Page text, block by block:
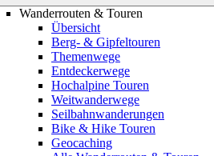
Wanderrouten & Touren
Übersicht
Berg- & Gipfeltouren
Themenwege
Entdeckerwege
Hochalpine Touren
Weitwanderwege
Seilbahnwanderungen
Bike & Hike Touren
Geocaching